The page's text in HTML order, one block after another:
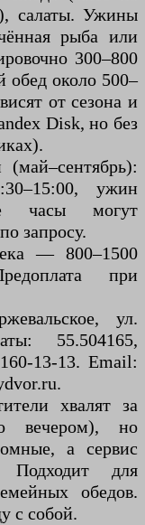
салаты. Ужины
рыба или
300–800
обед около 500–
от сезона и
Disk, но без
ужин
часы могут
запросу.
— 800–1500
при
ул.
55.504165,
13-13. Email:
хвалят за
вечером), но
а сервис
для
обедов.
с собой.